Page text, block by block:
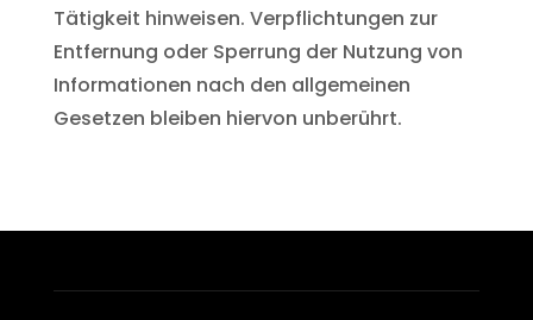
Tätigkeit hinweisen. Verpflichtungen zur
Entfernung oder Sperrung der Nutzung von
Informationen nach den allgemeinen
Gesetzen bleiben hiervon unberührt.